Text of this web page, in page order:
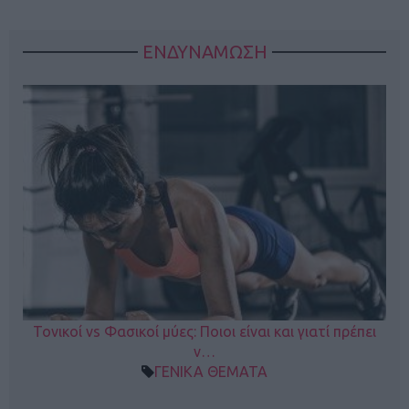
ΕΝΔΥΝΑΜΩΣΗ
Τονικοί vs Φασικοί μύες: Ποιοι είναι και γιατί πρέπει
ν…
ΓΕΝΙΚΑ ΘΕΜΑΤΑ